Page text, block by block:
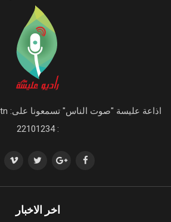
: 22101234
اخر الاخبار